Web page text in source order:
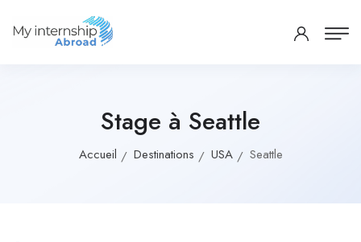
Stage à Seattle
Accueil Destinations USA Seattle